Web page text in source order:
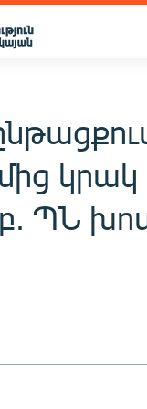
կրակ
ՊՆ